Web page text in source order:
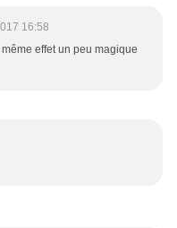
16:58
effet un peu magique